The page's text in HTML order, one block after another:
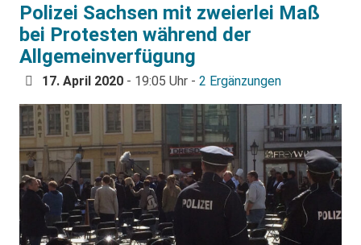
Polizei Sachsen mit zweierlei Maß
bei Protesten während der
Allgemeinverfügung
17. April 2020 - 19:05 Uhr - 2 Ergänzungen